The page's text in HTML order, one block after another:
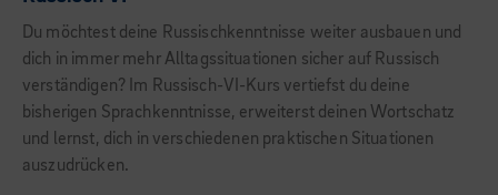
Du möchtest deine Russischkenntnisse weiter ausbauen und
dich in immer mehr Alltagssituationen sicher auf Russisch
verständigen? Im Russisch-VI-Kurs vertiefst du deine
bisherigen Sprachkenntnisse, erweiterst deinen Wortschatz
und lernst, dich in verschiedenen praktischen Situationen
auszudrücken.